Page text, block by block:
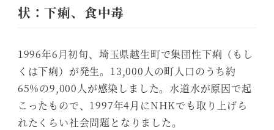
状：下痢、食中毒
1996年6月初旬、埼玉県越生町で集団性下痢（もし
くは下痢）が発生。13,000人の町人口のうち約
65%の9,000人が感染しました。水道水が原因で起
こったもので、1997年4月にNHKでも取り上げら
れたくらい社会問題となりました。